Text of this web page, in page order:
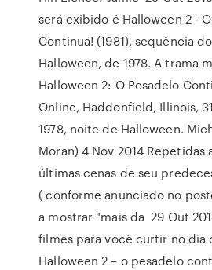
será exibido é Halloween 2 -
Continua! (1981), sequência
Halloween, de 1978. A trama
Halloween 2: O Pesadelo
Online, Haddonfield, Illinois,
1978, noite de Halloween.
Moran) 4 Nov 2014 Repetidas
últimas cenas de seu
( conforme anunciado no
a mostrar "mais da 29 Out
filmes para você curtir no dia
Halloween 2 – o pesadelo